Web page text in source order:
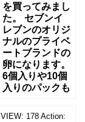
を買ってみまし
た。 セブンイ
レブンのオリジ
ナルのプライベ
ートブランドの
卵になります。
6個入りや10個
入りのパックも
VIEW: 178 Action: